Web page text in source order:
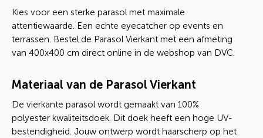
Kies voor een sterke parasol met maximale
attentiewaarde. Een echte eyecatcher op events en
terrassen. Bestel de Parasol Vierkant met een afmeting
van 400x400 cm direct online in de webshop van DVC.
Materiaal van de Parasol Vierkant
De vierkante parasol wordt gemaakt van 100%
polyester kwaliteitsdoek. Dit doek heeft een hoge UV-
bestendigheid. Jouw ontwerp wordt haarscherp op het